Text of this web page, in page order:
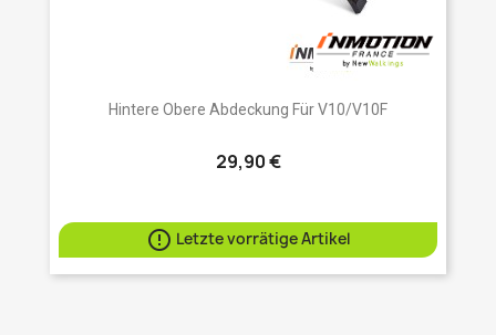
Hintere Obere Abdeckung Für V10/V10F
29,90 €
 Letzte vorrätige Artikel